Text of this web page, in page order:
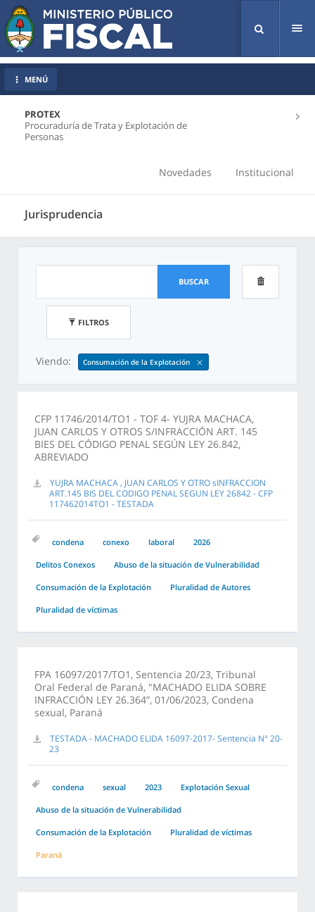
PROTEX
Procuraduría de Trata y Explotación de
Personas
Novedades Institucional
Jurisprudencia
MENÚ
BUSCAR
FILTROS
Viendo: Consumación de la Explotación
CFP 11746/2014/TO1 - TOF 4- YUJRA MACHACA,
JUAN CARLOS Y OTROS S/INFRACCIÓN ART. 145
BIES DEL CÓDIGO PENAL SEGÚN LEY 26.842,
ABREVIADO
YUJRA MACHACA , JUAN CARLOS Y OTRO sINFRACCION
ART.145 BIS DEL CODIGO PENAL SEGUN LEY 26842 - CFP
117462014TO1 - TESTADA
condena conexo laboral 2026
Delitos Conexos Abuso de la situación de Vulnerabilidad
Consumación de la Explotación Pluralidad de Autores
Pluralidad de víctimas
FPA 16097/2017/TO1, Sentencia 20/23, Tribunal
Oral Federal de Paraná, "MACHADO ELIDA SOBRE
INFRACCIÓN LEY 26.364”, 01/06/2023, Condena
sexual, Paraná
TESTADA - MACHADO ELIDA 16097-2017- Sentencia N° 20-
23
condena sexual 2023 Explotación Sexual
Abuso de la situación de Vulnerabilidad
Consumación de la Explotación Pluralidad de víctimas
Paraná